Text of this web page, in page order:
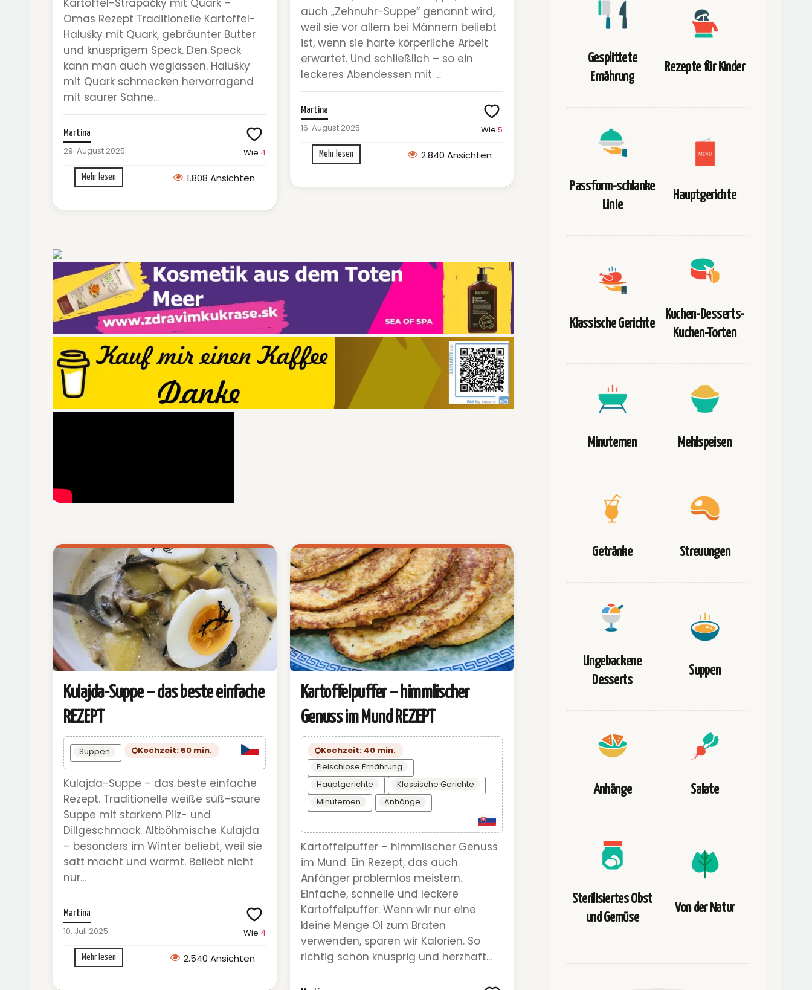
Omas Rezept Traditionelle Kartoffel-
Halušky mit Quark, gebräunter Butter
und knusprigem Speck. Den Speck
kann man auch weglassen. Halušky
mit Quark schmecken hervorragend
mit saurer Sahne...
Martina
29. August 2025 Wie 4
Mehr lesen 1.808 Ansichten
auch „Zehnuhr-Suppe“ genannt wird,
weil sie vor allem bei Männern beliebt
ist, wenn sie harte körperliche Arbeit
erwartet. Und schließlich – so ein
leckeres Abendessen mit …
Martina
16. August 2025 Wie 5
Mehr lesen 2.840 Ansichten
Kulajda-Suppe – das beste einfache
REZEPT
Kochzeit: 50 min.
Suppen
Kulajda-Suppe – das beste einfache
Rezept. Traditionelle weiße süß-saure
Suppe mit starkem Pilz- und
Dillgeschmack. Altböhmische Kulajda
– besonders im Winter beliebt, weil sie
satt macht und wärmt. Beliebt nicht
nur...
Martina
10. Juli 2025 Wie 4
Mehr lesen 2.540 Ansichten
Kartoffelpuffer – himmlischer
Genuss im Mund REZEPT
Kochzeit: 40 min.
Fleischlose Ernährung
Hauptgerichte
Klassische Gerichte
Minutemen
Anhänge
Kartoffelpuffer – himmlischer Genuss
im Mund. Ein Rezept, das auch
Anfänger problemlos meistern.
Einfache, schnelle und leckere
Kartoffelpuffer. Wenn wir nur eine
kleine Menge Öl zum Braten
verwenden, sparen wir Kalorien. So
richtig schön knusprig und herzhaft...
Gesplittete
Ernährung
Rezepte für Kinder
Passform-schlanke
Linie
Hauptgerichte
Klassische Gerichte
Kuchen-Desserts-
Kuchen-Torten
Minutemen Mehlspeisen
Getränke Streuungen
Ungebackene
Desserts
Suppen
Anhänge Salate
Sterilisiertes Obst
und Gemüse
Von der Natur